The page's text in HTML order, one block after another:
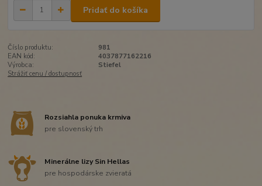
Pridať do košíka
Číslo produktu:
981
EAN kód:
4037877162216
Výrobca:
Stiefel
Strážiť cenu / dostupnosť
Rozsiahla ponuka krmiva
pre slovenský trh
Minerálne lizy Sin Hellas
pre hospodárske zvieratá